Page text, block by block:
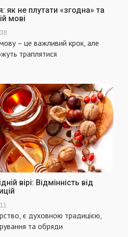
як не плутати «згодна» та
мові
– це важливий крок, але
траплятися
вірі: Відмінність від
є духовною традицією,
та обряди